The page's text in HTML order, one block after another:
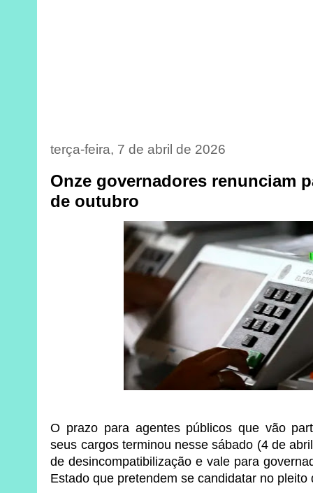
terça-feira, 7 de abril de 2026
Onze governadores renunciam
de outubro
O prazo para agentes públicos que vão
seus cargos terminou nesse sábado (4 de
de desincompatibilização e vale para
Estado que pretendem se candidatar no pleito